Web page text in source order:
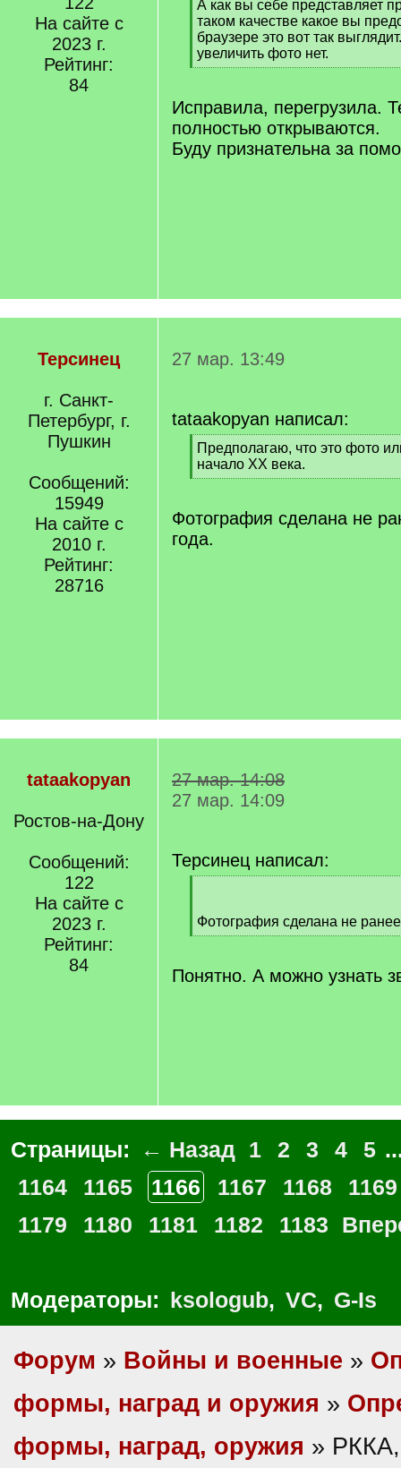
На сайте с
2023 г.
Рейтинг:
84
q
]
А как вы себе представляет
таком качестве какое вы
браузере это вот так
увеличить фото нет.
[
q
]
Исправила, перегрузила.
полностью открываются.
Буду признательна за
Терсинец
г. Санкт-
Петербург, г.
Пушкин
Сообщений:
15949
На сайте с
2010 г.
Рейтинг:
28716
27 мар. 13:49
tataakopyan написал:
[
q
]
Предполагаю, что это фото
начало XX века.
[
q
]
Фотография сделана не
года.
tataakopyan
Ростов-на-Дону
Сообщений:
122
На сайте с
2023 г.
Рейтинг:
84
27 мар. 14:08
27 мар. 14:09
Терсинец написал:
]Фотография сделана не
[
q
]
Понятно. А можно узнать
Страницы: ← Назад 1 2 3 4 5
1164
1165 1166 1167 1168
1169
1179
1180 1181 1182 1183
Модераторы: ksologub, VC, G-Is
Форум » Войны и военные »
формы, наград и оружия »
формы, наград, оружия »